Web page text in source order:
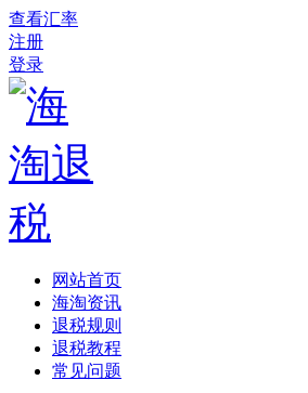
查看汇率
注册
登录
网站首页
海淘资讯
退税规则
退税教程
常见问题